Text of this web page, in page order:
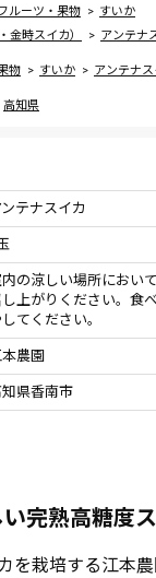
ルーツ・果物
すいか
金時スイカ）
アンテナ
物 すいか アンテナス
高知県
ンテナスイカ
の涼しい場所におい
上がりください。食
てください。
農園
知県香南市
完熟高糖度
を栽培する江本